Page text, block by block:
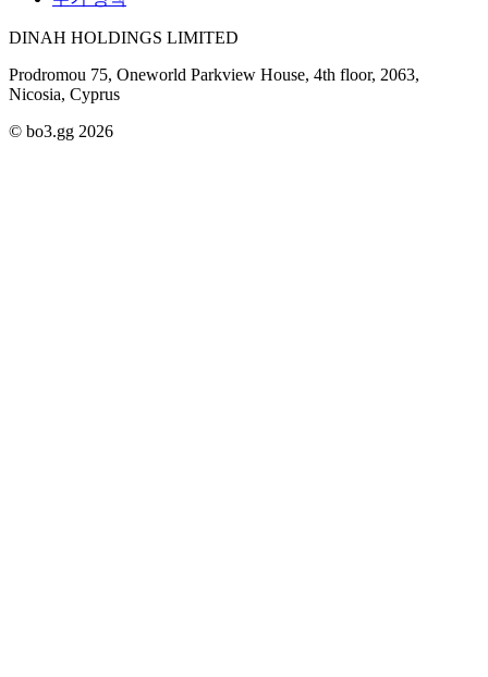
DINAH HOLDINGS LIMITED
Prodromou 75, Oneworld Parkview House, 4th floor, 2063,
Nicosia, Cyprus
© bo3.gg 2026